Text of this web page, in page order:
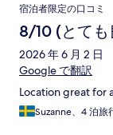
宿泊者限定の口コミ
8/10 (とても
2026 年 6 月 2 日
Google で翻訳
Location great for
Suzanne、4 泊旅